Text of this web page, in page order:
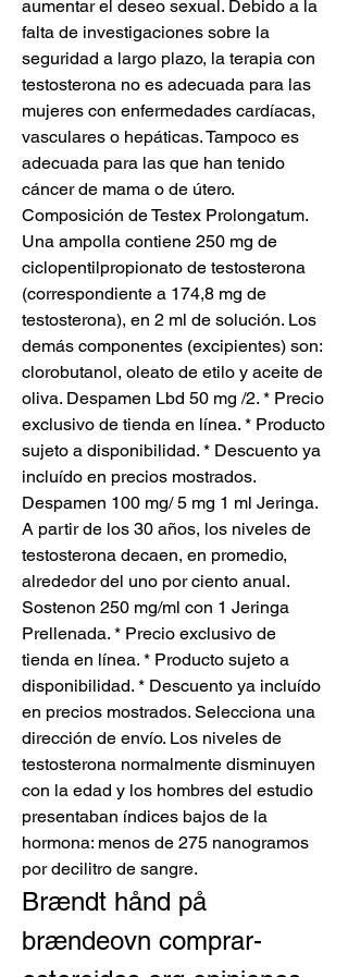
aumentar el deseo sexual. Debido a la
falta de investigaciones sobre la
seguridad a largo plazo, la terapia con
testosterona no es adecuada para las
mujeres con enfermedades cardíacas,
vasculares o hepáticas. Tampoco es
adecuada para las que han tenido
cáncer de mama o de útero.
Composición de Testex Prolongatum.
Una ampolla contiene 250 mg de
ciclopentilpropionato de testosterona
(correspondiente a 174,8 mg de
testosterona), en 2 ml de solución. Los
demás componentes (excipientes) son:
clorobutanol, oleato de etilo y aceite de
oliva. Despamen Lbd 50 mg /2. * Precio
exclusivo de tienda en línea. * Producto
sujeto a disponibilidad. * Descuento ya
incluído en precios mostrados.
Despamen 100 mg/ 5 mg 1 ml Jeringa.
A partir de los 30 años, los niveles de
testosterona decaen, en promedio,
alrededor del uno por ciento anual.
Sostenon 250 mg/ml con 1 Jeringa
Prellenada. * Precio exclusivo de
tienda en línea. * Producto sujeto a
disponibilidad. * Descuento ya incluído
en precios mostrados. Selecciona una
dirección de envío. Los niveles de
testosterona normalmente disminuyen
con la edad y los hombres del estudio
presentaban índices bajos de la
hormona: menos de 275 nanogramos
por decilitro de sangre.
Brændt hånd på
brændeovn comprar-